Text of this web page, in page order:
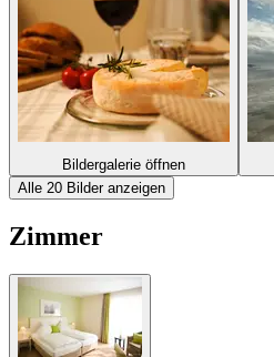
Bildergalerie öffnen
Alle 20 Bilder anzeigen
Zimmer